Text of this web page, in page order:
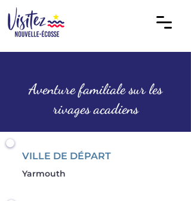
Aventure familiale sur les
rivages acadiens
VILLE DE DÉPART
Yarmouth